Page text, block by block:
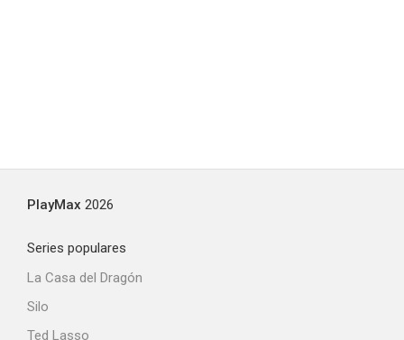
PlayMax 2026
Series populares
La Casa del Dragón
Silo
Ted Lasso